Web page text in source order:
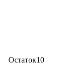
Остаток10